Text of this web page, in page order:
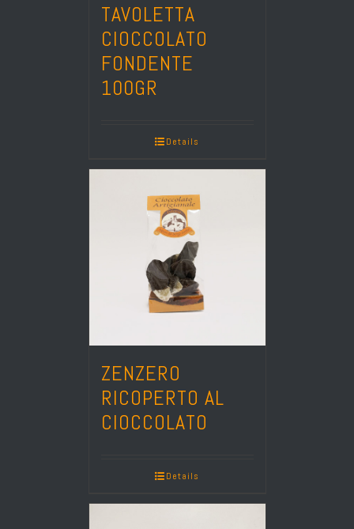
TAVOLETTA
CIOCCOLATO
FONDENTE
100GR
Details
ZENZERO
RICOPERTO AL
CIOCCOLATO
Details